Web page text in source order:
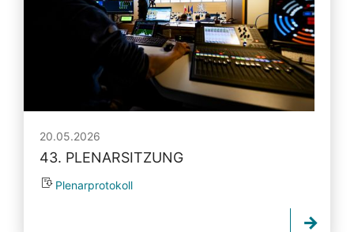
20.05.2026
43. PLENARSITZUNG
Plenarprotokoll